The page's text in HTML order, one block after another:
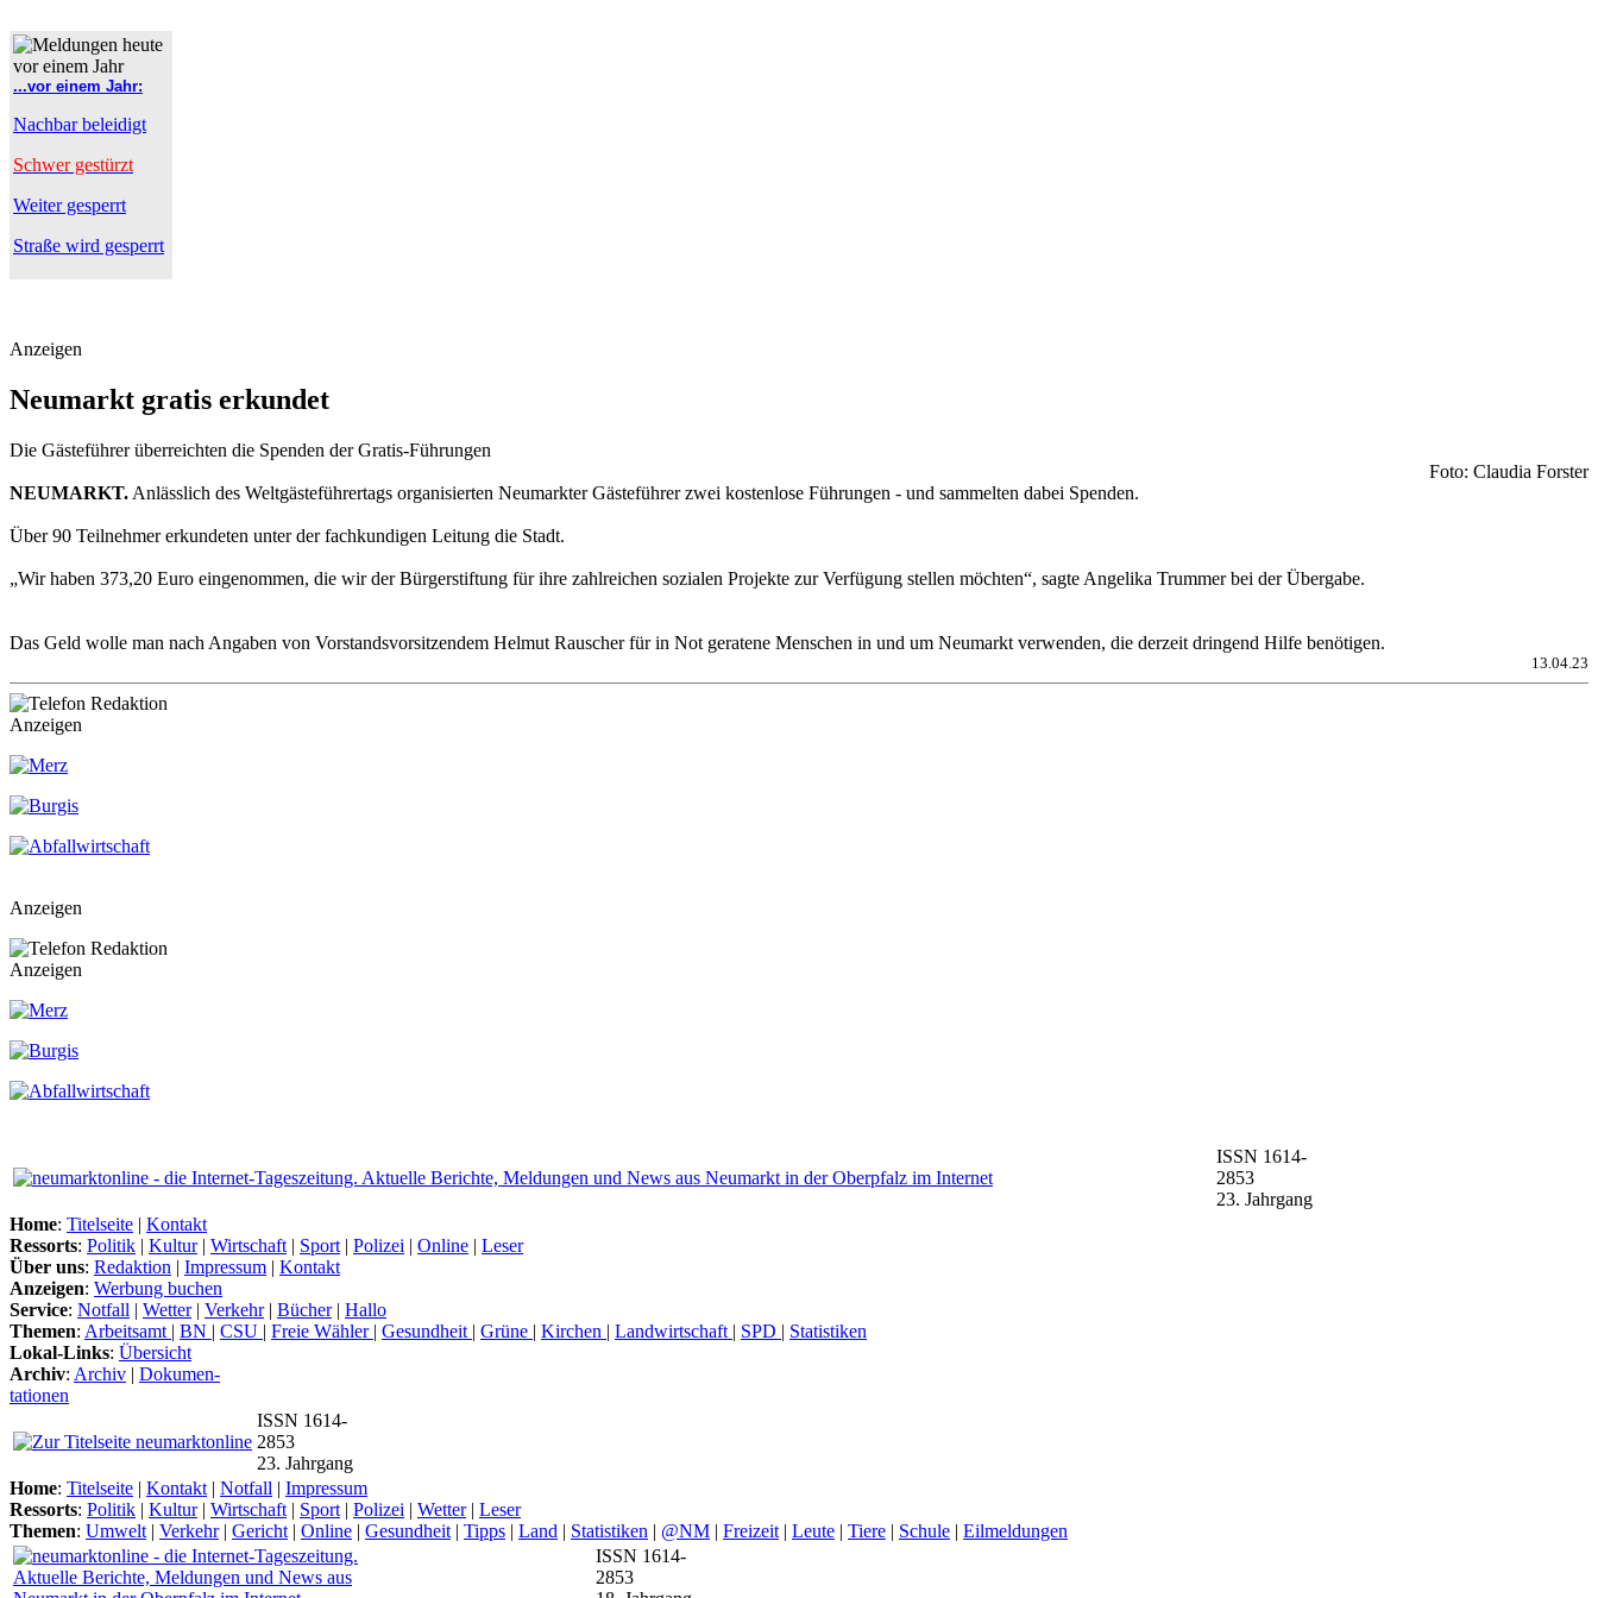
...vor einem Jahr:
Nachbar beleidigt
Schwer gestürzt
Weiter gesperrt
Straße wird gesperrt
Anzeigen
Neumarkt gratis erkundet
Die Gästeführer überreichten die Spenden der Gratis-Führungen
Foto: Claudia Forster
NEUMARKT. Anlässlich des Weltgästeführertags organisierten Neumarkter Gästeführer zwei kostenlose Führungen - und sammelten dabei Spenden.
Über 90 Teilnehmer erkundeten unter der fachkundigen Leitung die Stadt.
„Wir haben 373,20 Euro eingenommen, die wir der Bürgerstiftung für ihre zahlreichen sozialen Projekte zur Verfügung stellen möchten“, sagte Angelika Trummer bei der Übergabe.
Das Geld wolle man nach Angaben von Vorstandsvorsitzendem Helmut Rauscher für in Not geratene Menschen in und um Neumarkt verwenden, die derzeit dringend Hilfe benötigen.
13.04.23
Anzeigen
Anzeigen
Anzeigen
ISSN 1614-
2853
23. Jahrgang
Home: Titelseite | Kontakt
Ressorts: Politik | Kultur| Wirtschaft | Sport | Polizei | Online | Leser
Über uns: Redaktion | Impressum | Kontakt
Anzeigen: Werbung buchen
Service: Notfall | Wetter| Verkehr| Bücher| Hallo
Themen: Arbeitsamt | BN | CSU | Freie Wähler | Gesundheit | Grüne | Kirchen | Landwirtschaft | SPD | Statistiken
Lokal-Links: Übersicht
Archiv: Archiv | Dokumen-
tationen
ISSN 1614-
2853
23. Jahrgang
Home: Titelseite | Kontakt | Notfall | Impressum
Ressorts: Politik | Kultur| Wirtschaft | Sport | Polizei | Wetter| Leser
Themen: Umwelt | Verkehr| Gericht | Online | Gesundheit | Tipps | Land | Statistiken | @NM | Freizeit | Leute | Tiere | Schule | Eilmeldungen
ISSN 1614-
2853